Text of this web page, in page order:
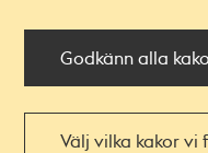
Godkänn alla
Välj vilka kakor vi